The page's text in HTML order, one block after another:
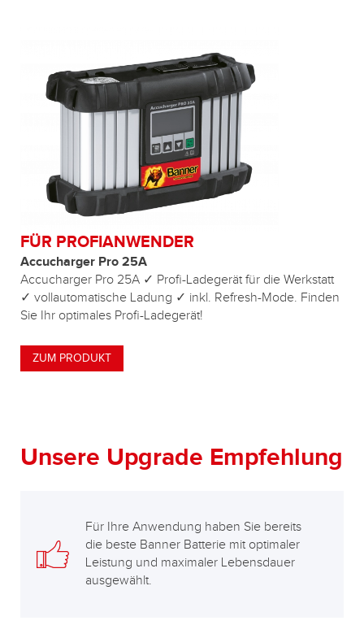
FÜR PROFIANWENDER
Accucharger Pro 25A
Accucharger Pro 25A ✓ Profi-Ladegerät für die Werkstatt
✓ vollautomatische Ladung ✓ inkl. Refresh-Mode. Finden
Sie Ihr optimales Profi-Ladegerät!
ZUM PRODUKT
Unsere Upgrade Empfehlung
Für Ihre Anwendung haben Sie bereits
die beste Banner Batterie mit optimaler
Leistung und maximaler Lebensdauer
ausgewählt.